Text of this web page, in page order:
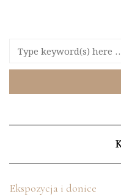
Ekspozycja i donice